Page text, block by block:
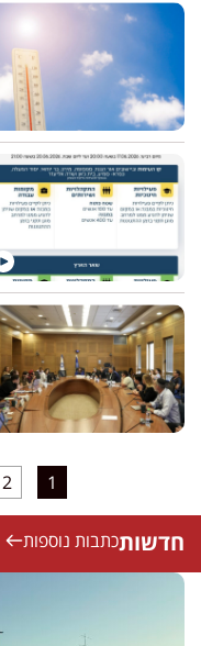
1
2
חדשותכתבות נוספות